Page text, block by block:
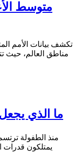
مناطق العالم، حيث
ما الذي
منذ الطفولة
يمتلكون قدرات